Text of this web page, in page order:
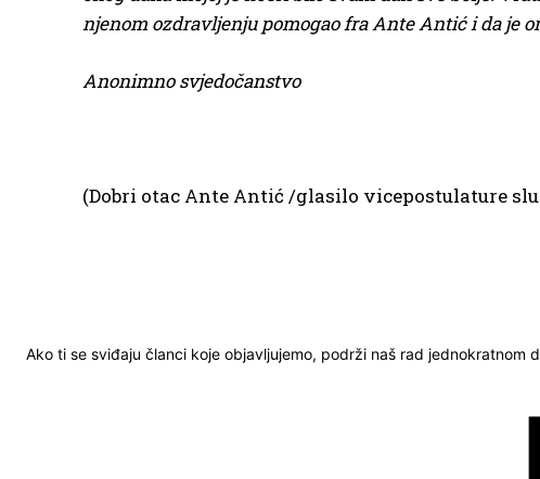
njenom ozdravljenju pomogao fra Ante Antić i da je
Anonimno svjedočanstvo
(Dobri otac Ante Antić /glasilo vicepostulature
Ako ti se sviđaju članci koje objavljujemo, podrži naš rad jednokratnom